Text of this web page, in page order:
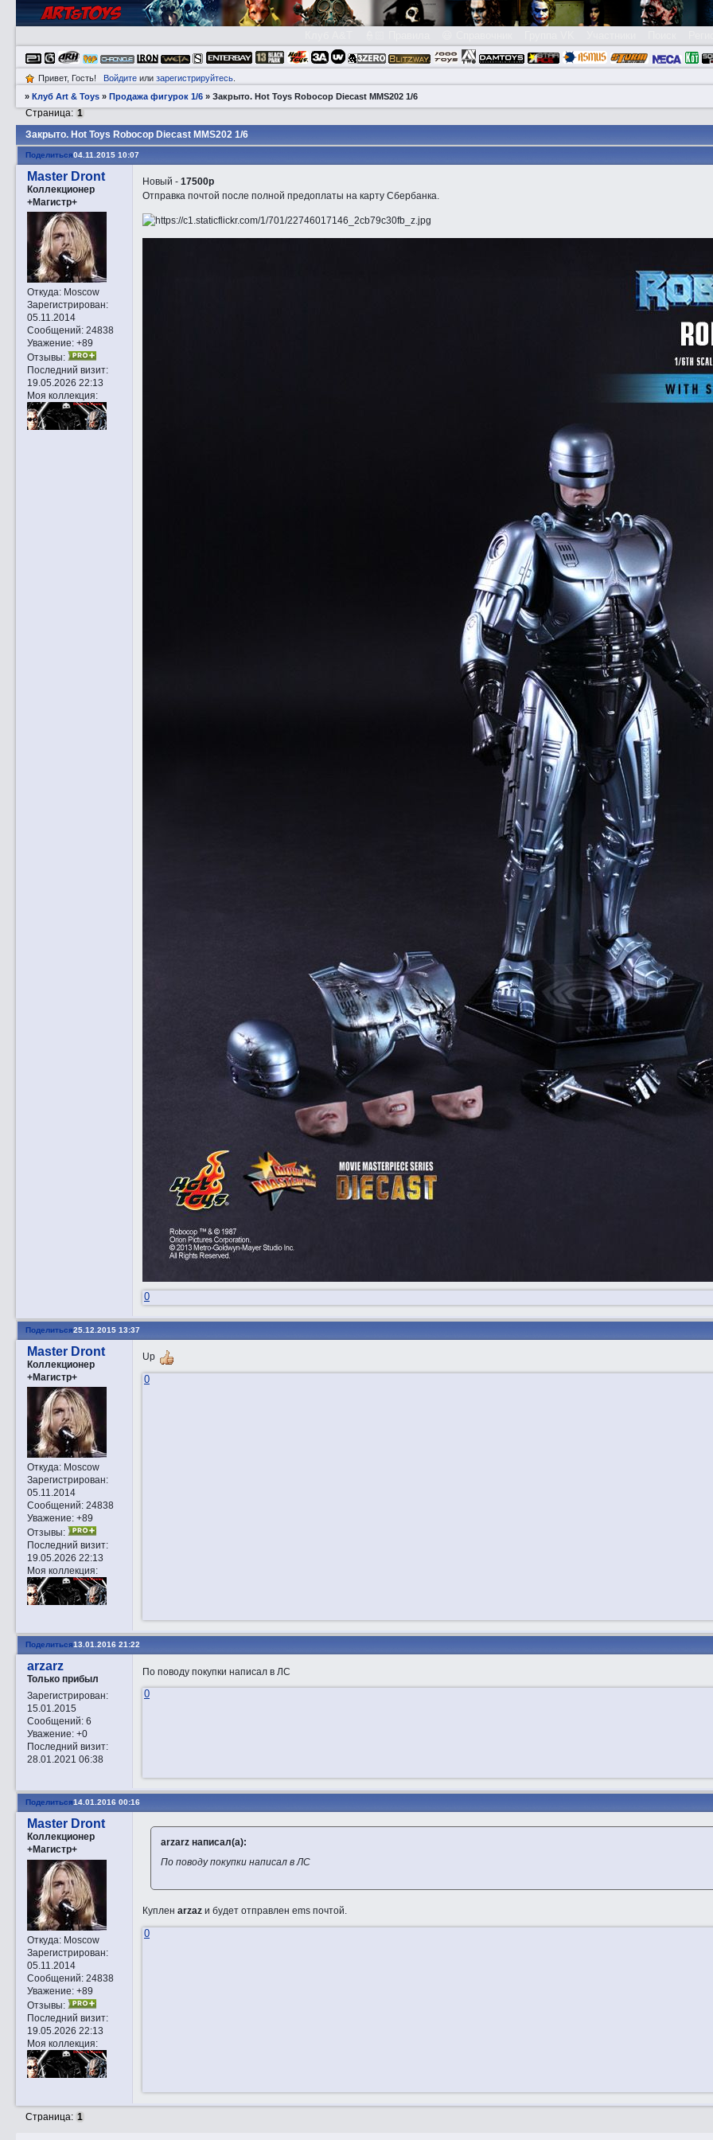
Привет, Гость! Войдитеили зарегистрируйтесь.
»Клуб Art & Toys »Продажа фигурок 1/6 »Закрытo. Hot Toys Robocop Diecast MMS202 1/6
Закрытo. Hot Toys Robocop Diecast MMS202 1/6
Страница: 1
Поделиться04.11.2015 10:07
Master Dront
Коллекционер
+Магистр+
Откуда:Moscow
Зарегистрирован:
05.11.2014
Сообщений:24838
Уважение: +89
Отзывы:
Последний визит:
19.05.2026 22:13
Моя коллекция:
Новый -17500р
Отправка почтой после полной предоплаты на карту Сбербанка.
0
Поделиться25.12.2015 13:37
Master Dront
Коллекционер
+Магистр+
Откуда:Moscow
Зарегистрирован:
05.11.2014
Сообщений:24838
Уважение: +89
Отзывы:
Последний визит:
19.05.2026 22:13
Моя коллекция:
Up
0
Поделиться13.01.2016 21:22
arzarz
Только прибыл
Зарегистрирован:
15.01.2015
Сообщений:6
Уважение: +0
Последний визит:
28.01.2021 06:38
По поводу покупки написал в ЛС
0
Поделиться14.01.2016 00:16
Master Dront
Коллекционер
+Магистр+
Откуда:Moscow
Зарегистрирован:
05.11.2014
Сообщений:24838
Уважение: +89
Отзывы:
Последний визит:
19.05.2026 22:13
Моя коллекция:
arzarz написал(а):
По поводу покупки написал в ЛС
Куплен arzazи будет отправлен ems почтой.
0
Страница: 1